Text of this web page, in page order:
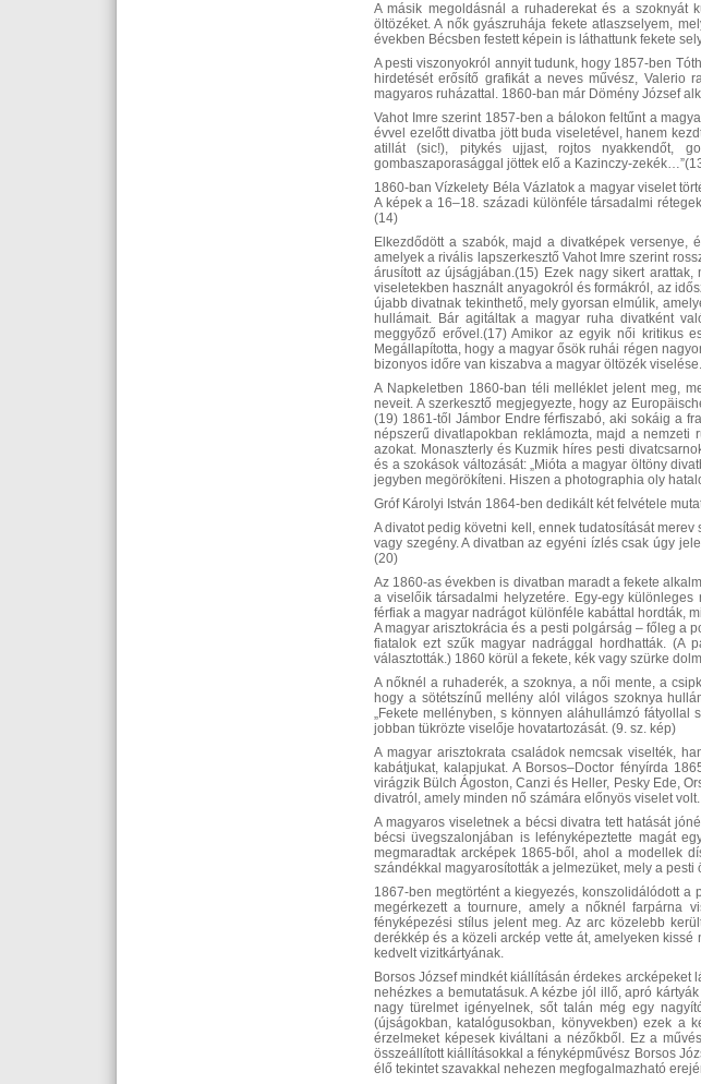
A másik megoldásnál a ruhaderekat és a szoknyát
öltözéket. A nők gyászruhája fekete atlaszselyem,
években Bécsben festett képein is láthattunk fekete
A pesti viszonyokról annyit tudunk, hogy 1857-ben
hirdetését erősítő grafikát a neves művész, Valerio
magyaros ruházattal. 1860-ban már Dömény József
Vahot Imre szerint 1857-ben a bálokon feltűnt a
évvel ezelőtt divatba jött buda viseletével, hanem
atillát (sic!), pitykés ujjast, rojtos nyakkendőt,
gombaszaporasággal jöttek elő a Kazinczy-
1860-ban Vízkelety Béla Vázlatok a magyar viselet
A képek a 16–18. századi különféle társadalmi
(14)
Elkezdődött a szabók, majd a divatképek versenye,
amelyek a rivális lapszerkesztő Vahot Imre szerint
árusított az újságjában.(15) Ezek nagy sikert
viseletekben használt anyagokról és formákról, az
újabb divatnak tekinthető, mely gyorsan elmúlik,
hullámait. Bár agitáltak a magyar ruha divatként
meggyőző erővel.(17) Amikor az egyik női kritikus
Megállapította, hogy a magyar ősök ruhái régen
bizonyos időre van kiszabva a magyar öltözék
A Napkeletben 1860-ban téli melléklet jelent meg,
neveit. A szerkesztő megjegyezte, hogy az
(19) 1861-től Jámbor Endre férfiszabó, aki sokáig a
népszerű divatlapokban reklámozta, majd a nemzeti
azokat. Monaszterly és Kuzmik híres pesti
és a szokások változását: „Mióta a magyar öltöny
jegyben megörökíteni. Hiszen a photographia oly
Gróf Károlyi István 1864-ben dedikált két felvétele
A divatot pedig követni kell, ennek tudatosítását
vagy szegény. A divatban az egyéni ízlés csak úgy
(20)
Az 1860-as években is divatban maradt a fekete
a viselőik társadalmi helyzetére. Egy-egy
férfiak a magyar nadrágot különféle kabáttal hordták,
A magyar arisztokrácia és a pesti polgárság – főleg a
fiatalok ezt szűk magyar nadrággal hordhatták. (A
választották.) 1860 körül a fekete, kék vagy szürke
A nőknél a ruhaderék, a szoknya, a női mente, a
hogy a sötétszínű mellény alól világos szoknya
„Fekete mellényben, s könnyen aláhullámzó fátyollal
jobban tükrözte viselője hovatartozását. (9. sz. kép)
A magyar arisztokrata családok nemcsak viselték,
kabátjukat, kalapjukat. A Borsos–Doctor fényírda
virágzik Bülch Ágoston, Canzi és Heller, Pesky Ede,
divatról, amely minden nő számára előnyös viselet volt.
A magyaros viseletnek a bécsi divatra tett hatását
bécsi üvegszalonjában is lefényképeztette magát
megmaradtak arcképek 1865-ből, ahol a modellek
szándékkal magyarosították a jelmezüket, mely a
1867-ben megtörtént a kiegyezés, konszolidálódott
megérkezett a tournure, amely a nőknél farpárna
fényképezési stílus jelent meg. Az arc közelebb
derékkép és a közeli arckép vette át, amelyeken
kedvelt vizitkártyának.
Borsos József mindkét kiállításán érdekes arcképeket
nehézkes a bemutatásuk. A kézbe jól illő, apró
nagy türelmet igényelnek, sőt talán még egy
(újságokban, katalógusokban, könyvekben) ezek a
érzelmeket képesek kiváltani a nézőkből. Ez a
összeállított kiállításokkal a fényképművész Borsos
élő tekintet szavakkal nehezen megfogalmazható